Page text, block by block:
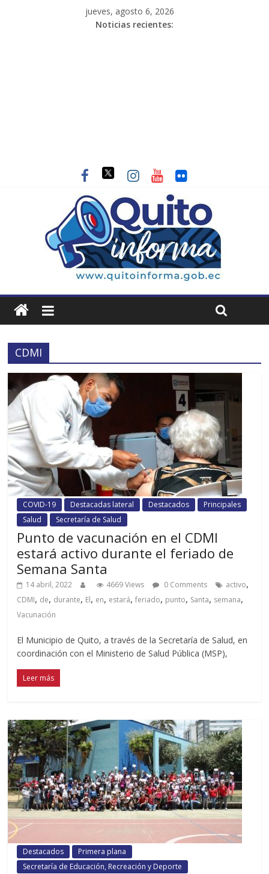
jueves, agosto 6, 2026
Noticias recientes:
CDMI
COVID-19 Destacadas lateral Destacados
Principales
Salud
Secretaría de Salud
Punto de vacunación en el CDMI
estará activo durante el feriado de
Semana Santa
14 abril, 2022 4669 Views 0 Comments activo,
CDMI, de, durante, El, en, estará,feriado, punto, Santa, semana,
Vacunación
El Municipio de Quito, a través de la Secretaría de Salud, en
coordinación con el Ministerio de Salud Pública (MSP),
Leer más
Destacados
Primera plana
Secretaría de Educación, Recreación y Deporte